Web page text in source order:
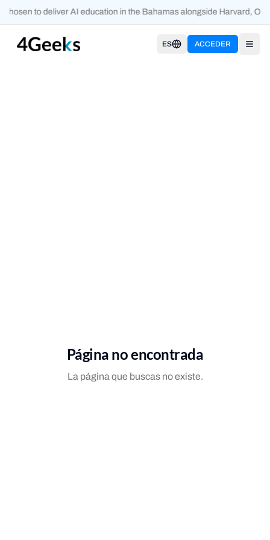
chosen to deliver AI education in the Bahamas alongside Harvard,
ES ACCEDER
Página no encontrada
La página que buscas no existe.